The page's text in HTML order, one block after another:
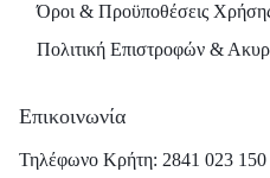
Όροι & Προϋποθέσεις
Πολιτική Επιστροφών &
Επικοινωνία
Τηλέφωνο Κρήτη: 2841 023 150